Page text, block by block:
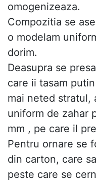
omogenizeaza.
Compozitia se
o modelam
dorim.
Deasupra se
care ii tasam
mai neted stratul,
uniform de zahar
mm , pe care il
Pentru ornare se
din carton, care
peste care se